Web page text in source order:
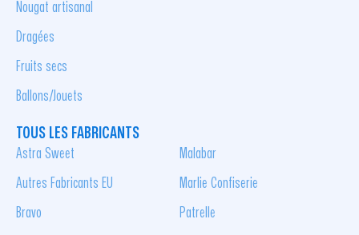
Nougat artisanal
Dragées
Fruits secs
Ballons/Jouets
TOUS LES FABRICANTS
Astra Sweet
Autres Fabricants EU
Bravo
Malabar
Marlie Confiserie
Patrelle